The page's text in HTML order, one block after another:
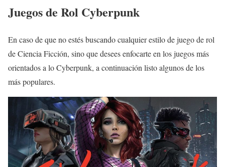
Juegos de Rol Cyberpunk
En caso de que no estés buscando cualquier estilo de juego de rol
de Ciencia Ficción, sino que desees enfocarte en los juegos más
orientados a lo Cyberpunk, a continuación listo algunos de los
más populares.